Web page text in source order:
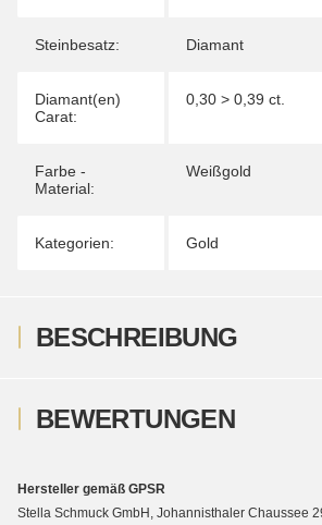
Steinbesatz: Diamant
Diamant(en)
Carat:
0,30 > 0,39 ct.
Farbe -
Material:
Weißgold
Kategorien: Gold
BESCHREIBUNG
BEWERTUNGEN
Hersteller gemäß GPSR
Stella Schmuck GmbH, Johannisthaler Chaussee